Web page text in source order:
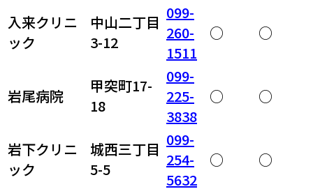
入来クリニ
ック
中山二丁目
3-12
099-
260-
1511
○ ○
岩尾病院
甲突町17-
18
099-
225-
3838
○ ○
岩下クリニ
ック
城西三丁目
5-5
099-
254-
5632
○ ○